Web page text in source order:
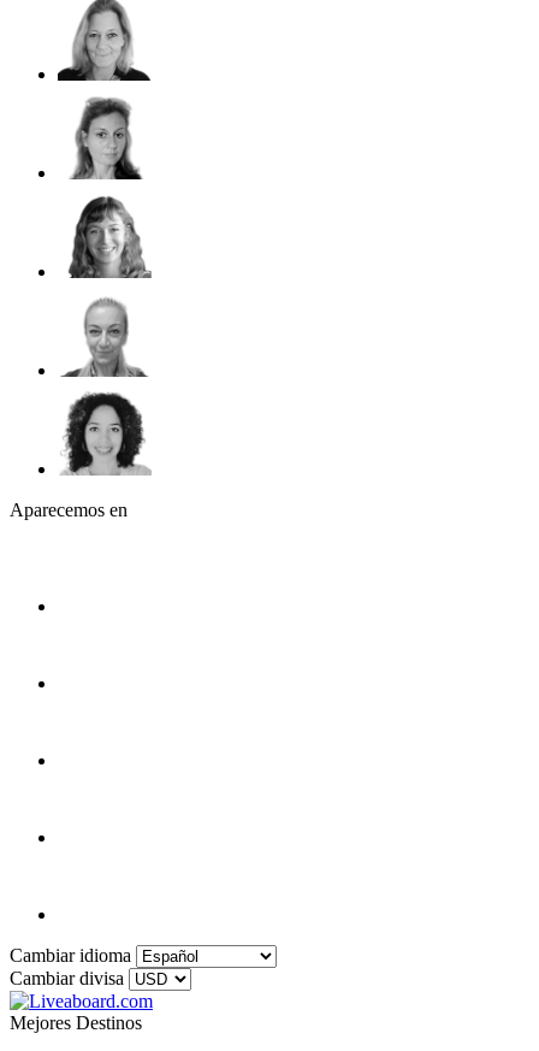
Aparecemos en
Cambiar idioma
Cambiar divisa
Mejores Destinos